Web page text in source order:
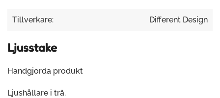
Tillverkare: Different Design
Ljusstake
Handgjorda produkt
Ljushållare i trä.